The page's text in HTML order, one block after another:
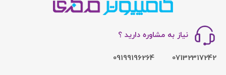
نیاز به مشاوره دارید ؟
07132317242
09199196264